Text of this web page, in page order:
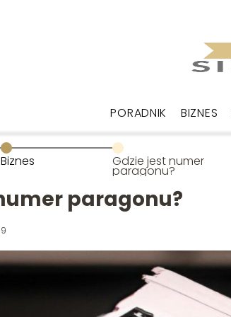
PORADNIK BIZNES
Biznes Gdzie jest numer
paragonu?
paragonu?